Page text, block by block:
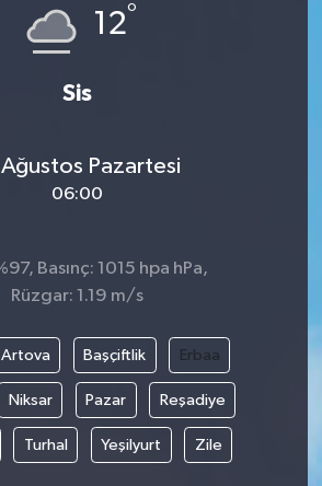
12°
Sis
Pazartesi
06:00
Basınç: 1015 hpa hPa,
Rüzgar: 1.19 m/s
Artova Başçiftlik Erbaa
Niksar Pazar Reşadiye
Turhal Yeşilyurt Zile